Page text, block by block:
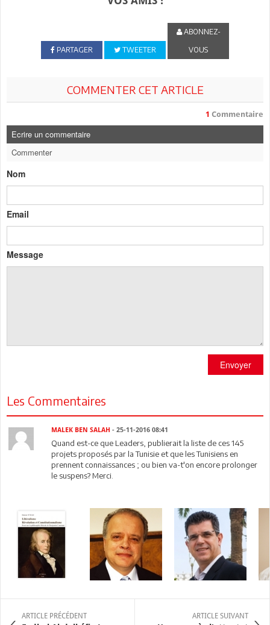
PARTAGER TWEETER
ABONNEZ-
VOUS
COMMENTER CET ARTICLE
1 Commentaire
Ecrire un commentaire
Commenter
Nom
Email
Message
Envoyer
Les Commentaires
MALEK BEN SALAH - 25-11-2016 08:41
Quand est-ce que Leaders, publierait la liste de ces 145
projets proposés par la Tunisie et que les Tunisiens en
prennent connaissances ; ou bien va-t'on encore prolonger
le suspens? Merci.
ARTICLE PRÉCÉDENT ARTICLE SUIVANT